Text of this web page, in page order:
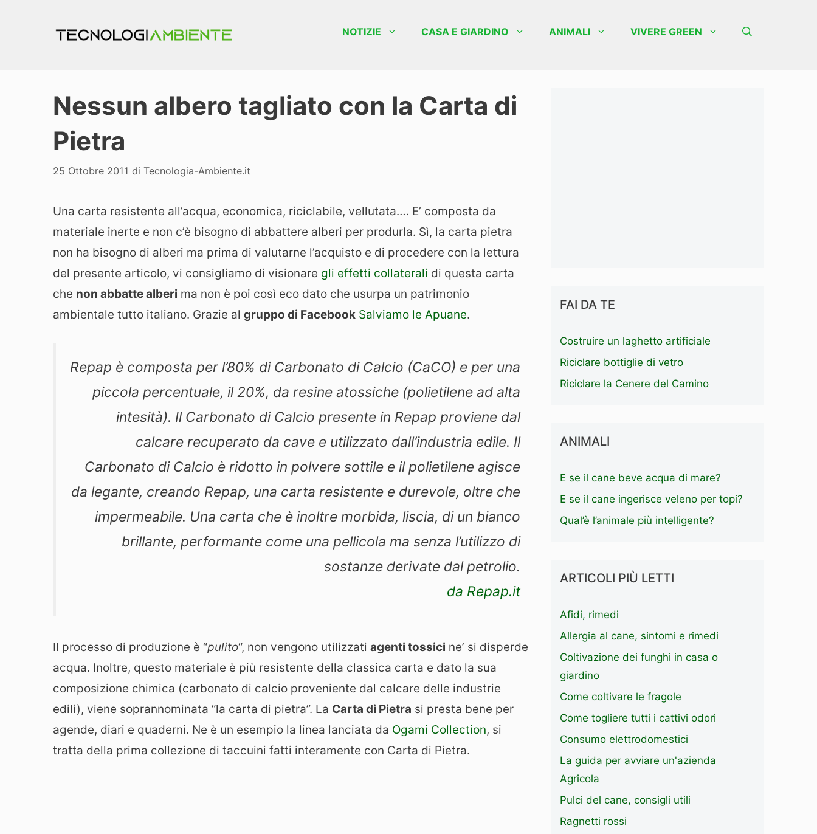
NOTIZIE CASA E GIARDINO ANIMALI VIVERE GREEN
Nessun albero tagliato con la Carta di
Pietra
25 Ottobre 2011 di Tecnologia-Ambiente.it
Una carta resistente all’acqua, economica, riciclabile, vellutata…. E’ composta da
materiale inerte e non c’è bisogno di abbattere alberi per produrla. Sì, la carta pietra
non ha bisogno di alberi ma prima di valutarne l’acquisto e di procedere con la lettura
del presente articolo, vi consigliamo di visionare gli effetti collaterali di questa carta
che non abbatte alberi ma non è poi così eco dato che usurpa un patrimonio
ambientale tutto italiano. Grazie al gruppo di Facebook Salviamo le Apuane.
Repap è composta per l’80% di Carbonato di Calcio (CaCO) e per una
piccola percentuale, il 20%, da resine atossiche (polietilene ad alta
intesità). Il Carbonato di Calcio presente in Repap proviene dal
calcare recuperato da cave e utilizzato dall’industria edile. Il
Carbonato di Calcio è ridotto in polvere sottile e il polietilene agisce
da legante, creando Repap, una carta resistente e durevole, oltre che
impermeabile. Una carta che è inoltre morbida, liscia, di un bianco
brillante, performante come una pellicola ma senza l’utilizzo di
sostanze derivate dal petrolio.
da Repap.it
Il processo di produzione è “pulito“, non vengono utilizzati agenti tossici ne’ si disperde
acqua. Inoltre, questo materiale è più resistente della classica carta e dato la sua
composizione chimica (carbonato di calcio proveniente dal calcare delle industrie
edili), viene soprannominata “la carta di pietra”. La Carta di Pietra si presta bene per
agende, diari e quaderni. Ne è un esempio la linea lanciata da Ogami Collection, si
tratta della prima collezione di taccuini fatti interamente con Carta di Pietra.
FAI DA TE
Costruire un laghetto artificiale
Riciclare bottiglie di vetro
Riciclare la Cenere del Camino
ANIMALI
E se il cane beve acqua di mare?
E se il cane ingerisce veleno per topi?
Qual’è l’animale più intelligente?
ARTICOLI PIÙ LETTI
Afidi, rimedi
Allergia al cane, sintomi e rimedi
Coltivazione dei funghi in casa o
giardino
Come coltivare le fragole
Come togliere tutti i cattivi odori
Consumo elettrodomestici
La guida per avviare un'azienda
Agricola
Pulci del cane, consigli utili
Ragnetti rossi